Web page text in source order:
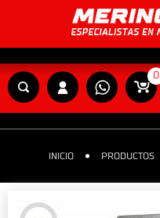
0
INICIO PRODUCTOS